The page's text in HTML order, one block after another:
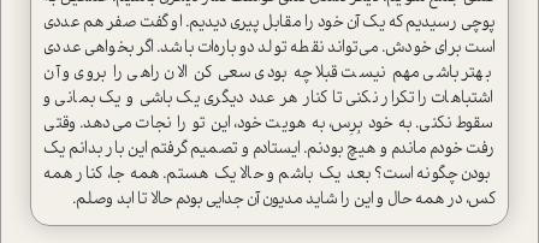
پوچی رسیدیم که یک آن خود را مقابل پیری دیديم. او گفت صفر هم عددی
است برای خودش. می‌تواند نقطه تولد دوباره‌ات باشد. اگر بخواهی عددی
بهتر باشی مهم نیست قبلا چه بودی سعی کن الان راهی را بروی و آن
اشتباهات را تکرار نکنی تا کنار هر عدد دیگری یک باشی و یک بمانی و
سقوط نکنی. به خود بِرِس، به هویت خود، این تو را نجات می‌دهد. وقتی
رفت خودم ماندم و هیچ بودنم. ایستادم و تصمیم گرفتم این بار بدانم یک
بودن چگونه است؟ بعد یک باشم و حالا یک هستم. همه جا، کنار همه
کس، در همه حال و این را شاید مدیون آن جدایی بودم حالا تا ابد وصلم.